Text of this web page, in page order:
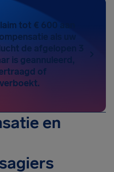
tot € 600 aan
als uw
de afgelopen 3
is geannuleerd,
of
en